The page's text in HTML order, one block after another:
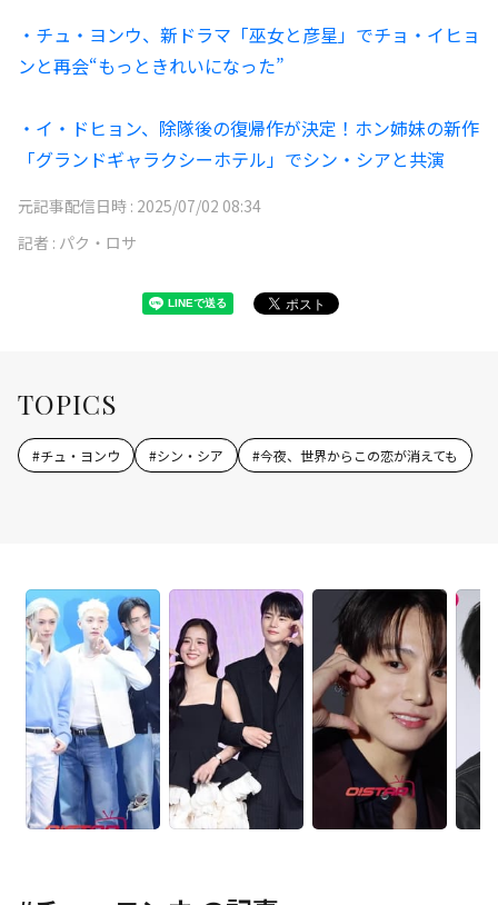
・チュ・ヨンウ、新ドラマ「巫女と彦星」でチョ・イヒョ
ンと再会“もっときれいになった”
・イ・ドヒョン、除隊後の復帰作が決定！ホン姉妹の新作
「グランドギャラクシーホテル」でシン・シアと共演
元記事配信日時 : 2025/07/02 08:34
記者 : パク・ロサ
TOPICS
#チュ・ヨンウ #シン・シア #今夜、世界からこの恋が消えても